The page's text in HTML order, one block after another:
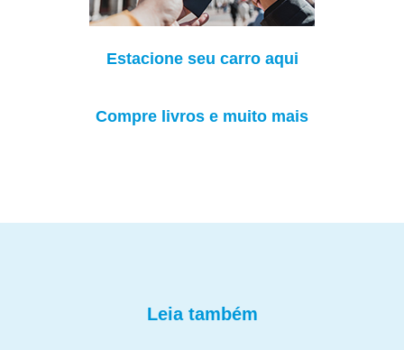
Estacione seu carro aqui
Compre livros e muito mais
Leia também